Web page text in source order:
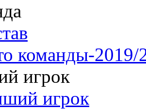
команды-2019/
игрок
игрок